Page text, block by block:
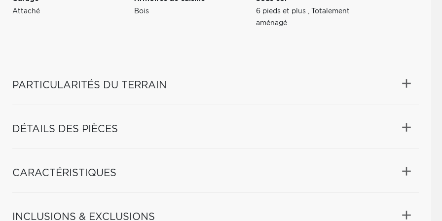
Attaché
Bois
6 pieds et plus ,
Totalement
aménagé
PARTICULARITÉS DU TERRAIN
DÉTAILS DES PIÈCES
CARACTÉRISTIQUES
INCLUSIONS & EXCLUSIONS